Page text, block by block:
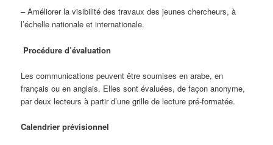
– Améliorer la visibilité des travaux des jeunes chercheurs, à
l’échelle nationale et internationale.
Procédure d’évaluation
Les communications peuvent être soumises en arabe, en
français ou en anglais. Elles sont évaluées, de façon anonyme,
par deux lecteurs à partir d’une grille de lecture pré-formatée.
Calendrier prévisionnel